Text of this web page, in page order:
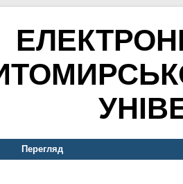
Перегляд